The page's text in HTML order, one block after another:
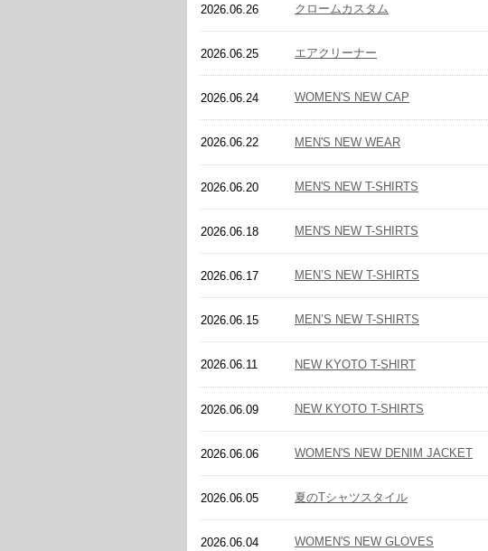
2026.06.26 クロームカスタム
2026.06.25 エアクリーナー
2026.06.24 WOMEN'S NEW CAP
2026.06.22 MEN'S NEW WEAR
2026.06.20 MEN'S NEW T-SHIRTS
2026.06.18 MEN'S NEW T-SHIRTS
2026.06.17 MEN’S NEW T-SHIRTS
2026.06.15 MEN’S NEW T-SHIRTS
2026.06.11 NEW KYOTO T-SHIRT
2026.06.09 NEW KYOTO T-SHIRTS
2026.06.06 WOMEN'S NEW DENIM JACKET
2026.06.05 夏のTシャツスタイル
2026.06.04 WOMEN'S NEW GLOVES